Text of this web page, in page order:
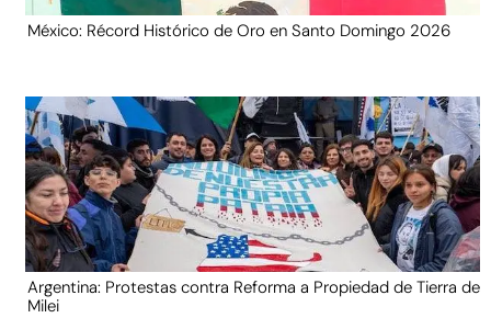
México: Récord Histórico de Oro en Santo Domingo 2026
Argentina: Protestas contra Reforma a Propiedad de Tierra de
Milei